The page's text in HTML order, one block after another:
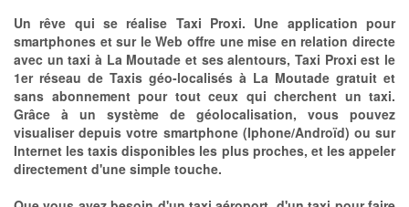
Un rêve qui se réalise Taxi Proxi. Une application pour
smartphones et sur le Web offre une mise en relation directe
avec un taxi à La Moutade et ses alentours, Taxi Proxi est le
1er réseau de Taxis géo-localisés à La Moutade gratuit et
sans abonnement pour tout ceux qui cherchent un taxi.
Grâce à un système de géolocalisation, vous pouvez
visualiser depuis votre smartphone (Iphone/Androïd) ou sur
Internet les taxis disponibles les plus proches, et les appeler
directement d'une simple touche.